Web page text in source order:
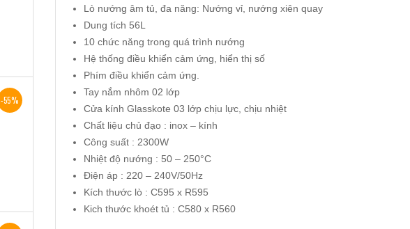
Lò nướng âm tủ, đa năng: Nướng vỉ, nướng xiên quay
Dung tích 56L
10 chức năng trong quá trình nướng
Hệ thống điều khiển cảm ứng, hiển thị số
Phím điều khiển cảm ứng.
Tay nắm nhôm 02 lớp
Cửa kính Glasskote 03 lớp chịu lực, chịu nhiệt
Chất liệu chủ đạo : inox – kính
Công suất : 2300W
Nhiệt độ nướng : 50 – 250°C
Điện áp : 220 – 240V/50Hz
Kích thước lò : C595 x R595
Kich thước khoét tủ : C580 x R560
-55%